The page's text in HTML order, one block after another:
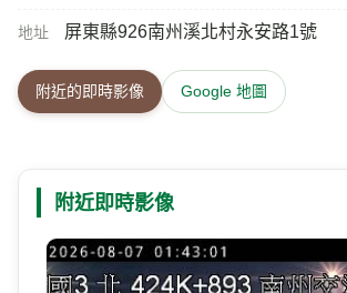
地址 屏東縣926南州溪北村永安路1號
附近的即時影像 Google 地圖
附近即時影像